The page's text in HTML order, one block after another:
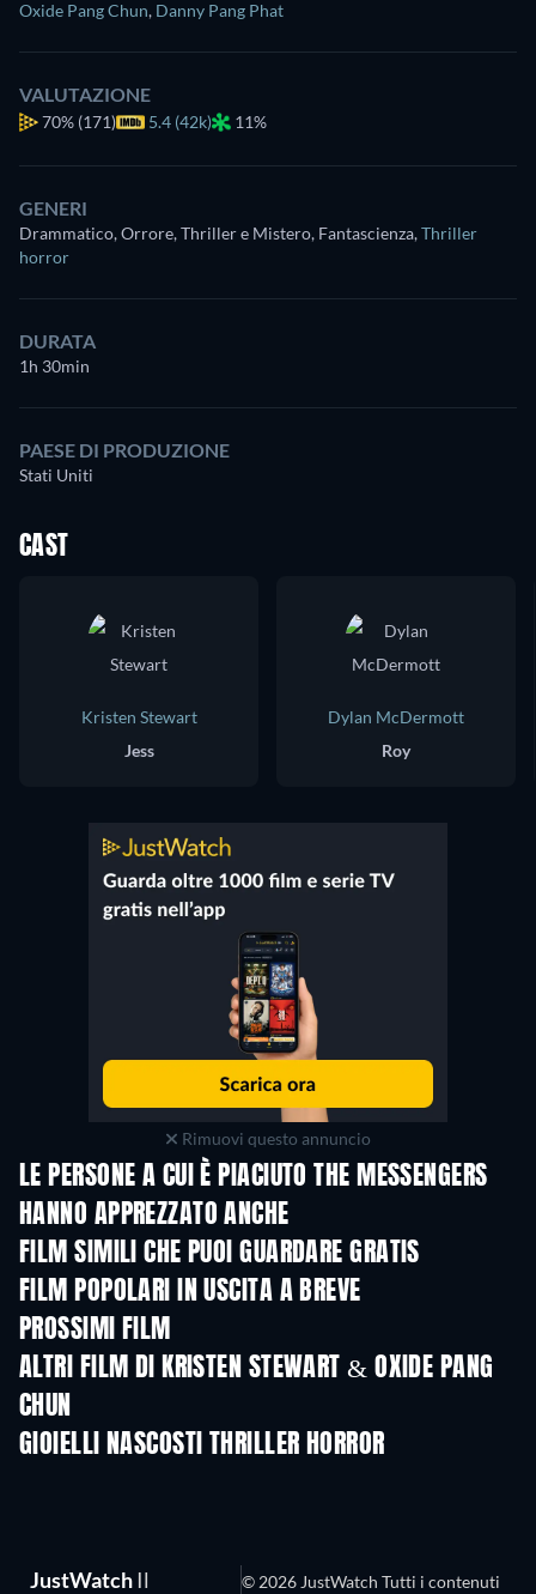
Oxide Pang Chun, Danny Pang Phat
VALUTAZIONE
70% (171) 5.4 (42k) 11%
GENERI
Drammatico, Orrore, Thriller e Mistero, Fantascienza,Thriller
horror
DURATA
1h 30min
PAESE DI PRODUZIONE
Stati Uniti
CAST
Kristen Stewart
Jess
Dylan McDermott
Roy
Rimuovi questo annuncio
LE PERSONE A CUI È PIACIUTO THE MESSENGERS
HANNO APPREZZATO ANCHE
FILM SIMILI CHE PUOI GUARDARE GRATIS
FILM POPOLARI IN USCITA A BREVE
PROSSIMI FILM
ALTRI FILM DI KRISTEN STEWART & OXIDE PANG
CHUN
GIOIELLI NASCOSTI THRILLER HORROR
JustWatch Il
© 2026 JustWatch Tutti i contenuti